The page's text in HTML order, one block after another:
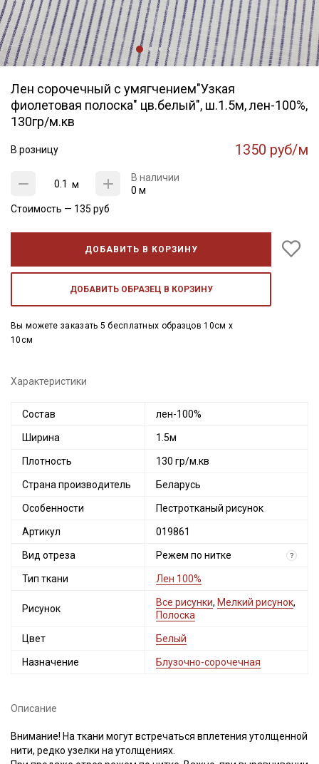
Лен сорочечный с умягчением"Узкая
фиолетовая полоска" цв.белый", ш.1.5м, лен-100%,
130гр/м.кв
В розницу 1350 руб/м
м
В наличии
0 м
Стоимость — 135 руб
ДОБАВИТЬ В КОРЗИНУ
ДОБАВИТЬ ОБРАЗЕЦ В КОРЗИНУ
Вы можете заказать 5 бесплатных образцов 10см x
10см
Характеристики
Состав лен-100%
Ширина 1.5м
Плотность 130 гр/м.кв
Страна производитель Беларусь
Особенности Пестротканый рисунок
Артикул 019861
Вид отреза Режем по нитке ?
Тип ткани Лен 100%
Рисунок
Все рисунки, Мелкий рисунок,
Полоска
Цвет Белый
Назначение Блузочно-сорочечная
Описание
Внимание! На ткани могут встречаться вплетения утолщенной
нити, редко узелки на утолщениях.